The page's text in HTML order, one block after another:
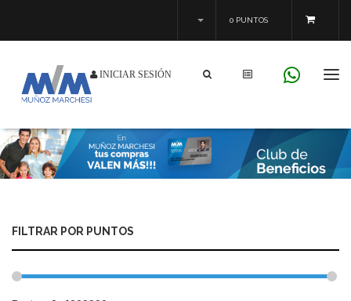
0 PUNTOS
INICIAR SESIÓN
FILTRAR POR PUNTOS